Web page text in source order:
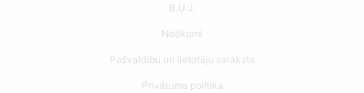
B.U.J.
Notikumi
Pašvaldību un lietotāju saraksts
Privātuma politika